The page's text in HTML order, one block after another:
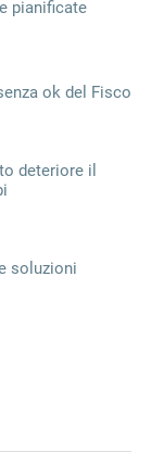
pianificate
ok del Fisco
deteriore il
soluzioni